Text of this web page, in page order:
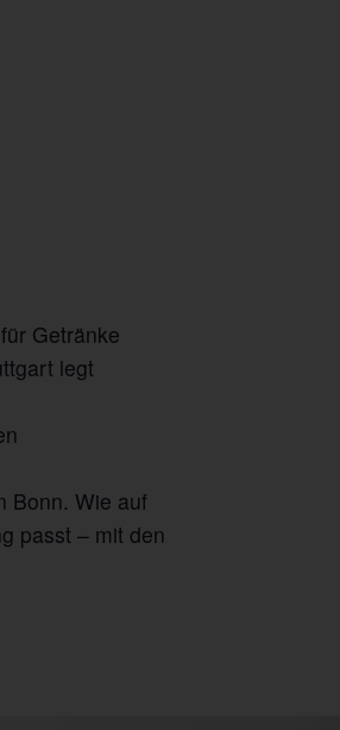
Getränke
legt
Bonn. Wie auf
passt – mit den